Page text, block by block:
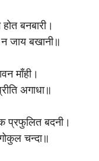
बनबारी।
न जाय बखानी॥
माँही।
अगाधा॥
प्रफुलित बदनी।
चन्दा॥